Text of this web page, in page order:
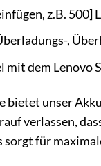
z.B. 500]
,
mit dem Lenovo
unser
verlassen,
für